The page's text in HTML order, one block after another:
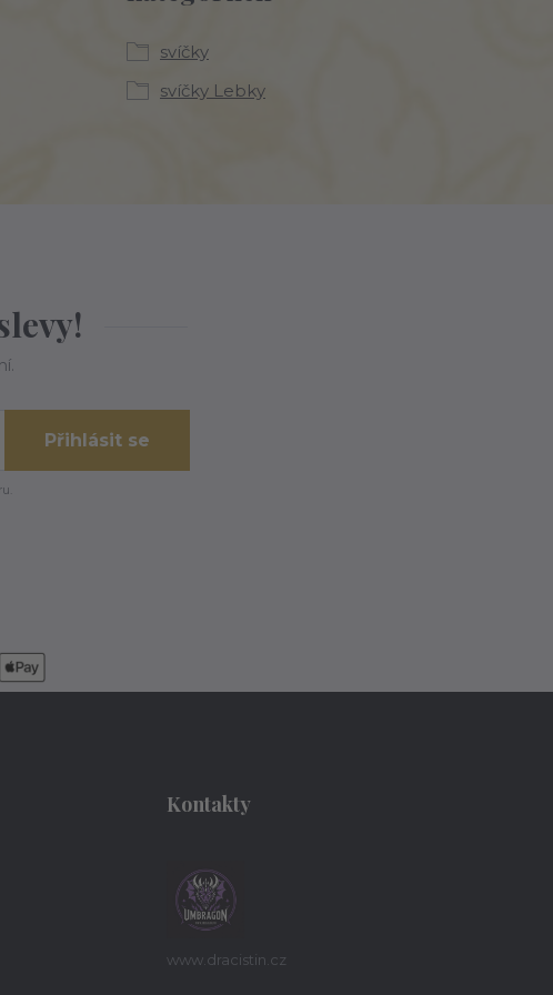
svíčky
svíčky Lebky
Přihlásit se
Kontakty
www.dracistin.cz